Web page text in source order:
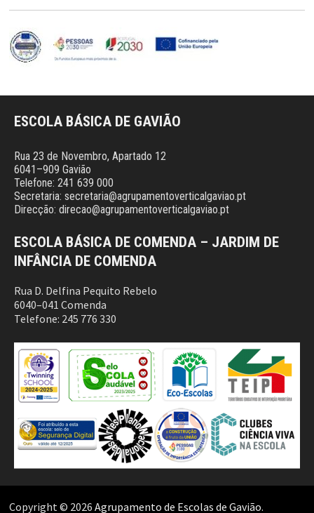
ESCOLA BÁSICA DE GAVIÃO
Rua 23 de Novembro, Apartado 12
6041–909 Gavião
Telefone: 241 639 000
Secretaria: secretaria@agrupamentoverticalgaviao.pt
Direcção: direcao@agrupamentoverticalgaviao.pt
ESCOLA BÁSICA DE COMENDA – JARDIM DE
INFÂNCIA DE COMENDA
Rua D. Delfina Pequito Rebelo
6040–041 Comenda
Telefone: 245 776 330
Copyright © 2026Agrupamento de Escolas de Gavião.